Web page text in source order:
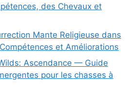
des Chevaux et
Mante Religieuse dans
et Améliorations
Ascendance — Guide
pour les chasses à